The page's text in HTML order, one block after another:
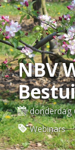
NBV
donderdag
Webinars